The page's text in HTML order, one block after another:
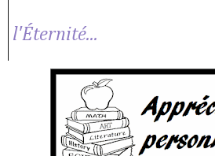
l'Éternité...